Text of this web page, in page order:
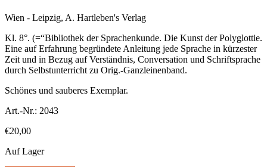
Wien - Leipzig, A. Hartleben's Verlag
Kl. 8°. (=“Bibliothek der Sprachenkunde. Die Kunst der Polyglottie.
Eine auf Erfahrung begründete Anleitung jede Sprache in kürzester
Zeit und in Bezug auf Verständnis, Conversation und Schriftsprache
durch Selbstunterricht zu Orig.-Ganzleinenband.
Schönes und sauberes Exemplar.
Art.-Nr.: 2043
€20,00
Auf Lager